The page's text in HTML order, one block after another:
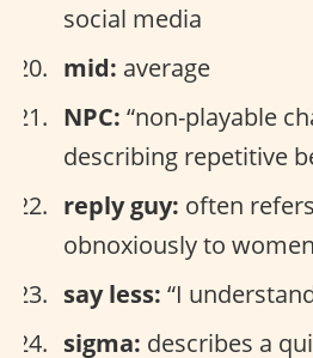
social media
mid: average
NPC: “non-playable
describing repetitive
reply guy: often
obnoxiously to
say less: “I
sigma: describes a